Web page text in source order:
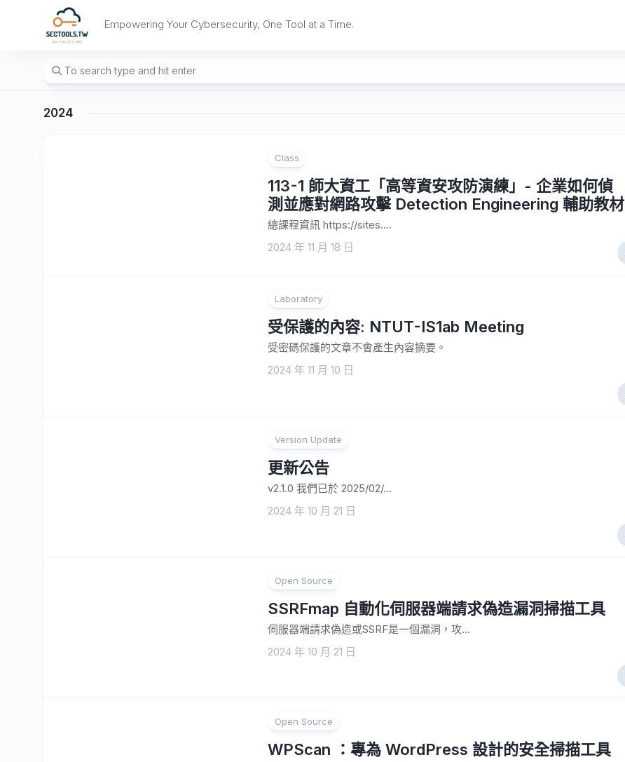
Empowering Your Cybersecurity, One Tool at a Time.
2024
Class
113-1 師大資工「高等資安攻防演練」- 企業如何偵
測並應對網路攻擊 Detection Engineering 輔助教材
總課程資訊 https://sites....
2024 年 11 月 18 日
Laboratory
受保護的內容: NTUT-IS1ab Meeting
受密碼保護的文章不會產生內容摘要。
2024 年 11 月 10 日
Version Update
更新公告
v2.1.0 我們已於 2025/02/...
2024 年 10 月 21 日
Open Source
SSRFmap 自動化伺服器端請求偽造漏洞掃描工具
伺服器端請求偽造或SSRF是一個漏洞，攻...
2024 年 10 月 21 日
Open Source
WPScan ：專為 WordPress 設計的安全掃描工具